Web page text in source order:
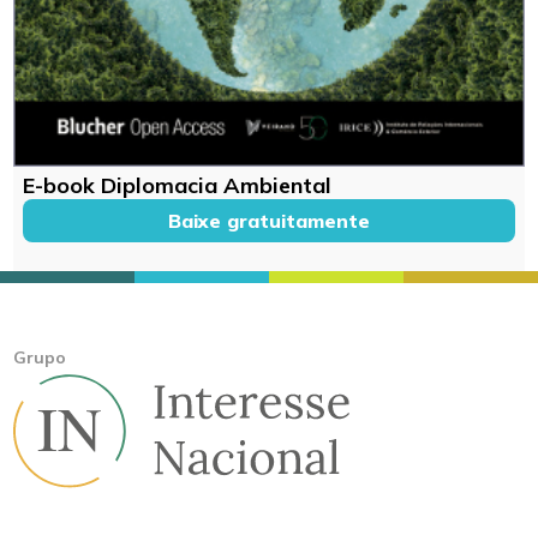
E-book Diplomacia Ambiental
Baixe gratuitamente
Grupo